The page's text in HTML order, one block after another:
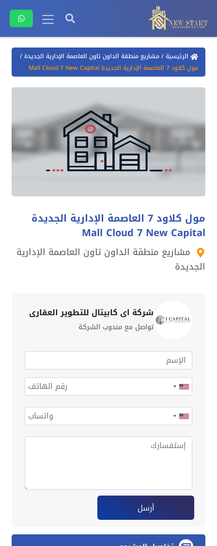
الرئيسية/مشاريع منطقة الداون تاون العاصمة الإدارية الجديدة/
مول كلاود 7 العاصمة الإدارية الجديدة Mall Cloud 7 New Capital
مول كلاود 7 العاصمة الإدارية الجديدة
Mall Cloud 7 New Capital
مشاريع منطقة الداون تاون العاصمة الإدارية
الجديدة
شركة اي كابيتال للتطوير العقاري
تواصل مع مندوب الشركة
أرسل